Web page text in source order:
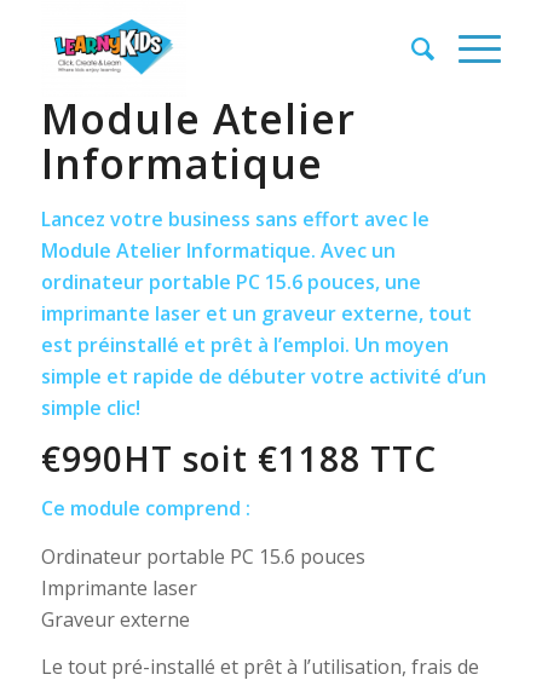
Module Atelier
Informatique
Lancez votre business sans effort avec le
Module Atelier Informatique. Avec un
ordinateur portable PC 15.6 pouces, une
imprimante laser et un graveur externe, tout
est préinstallé et prêt à l’emploi. Un moyen
simple et rapide de débuter votre activité d’un
simple clic!
€990HT soit €1188 TTC
Ce module comprend :
Ordinateur portable PC 15.6 pouces
Imprimante laser
Graveur externe
Le tout pré-installé et prêt à l’utilisation, frais de